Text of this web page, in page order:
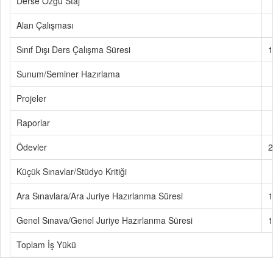
Alan Çalışması
Sınıf Dışı Ders Çalışma Süresi
Sunum/Seminer Hazırlama
Projeler
Raporlar
Ödevler
2
Küçük Sınavlar/Stüdyo Kritiği
Ara Sınavlara/Ara Juriye Hazırlanma Süresi
1
Genel Sınava/Genel Juriye Hazırlanma Süresi
1
Toplam İş Yükü